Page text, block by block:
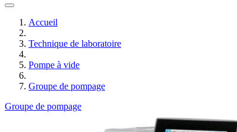
Accueil
Technique de laboratoire
Pompe à vide
Groupe de pompage
Groupe de pompage